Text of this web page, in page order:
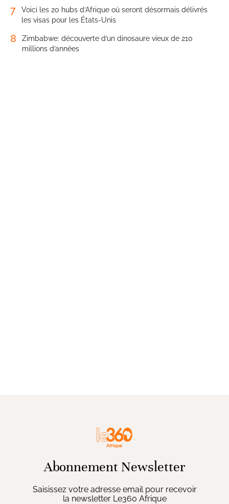
7
Voici les 20 hubs d’Afrique où seront désormais délivrés
les visas pour les États-Unis
8
Zimbabwe: découverte d’un dinosaure vieux de 210
millions d’années
Abonnement Newsletter
Saisissez votre adresse email pour recevoir
la newsletter Le360 Afrique